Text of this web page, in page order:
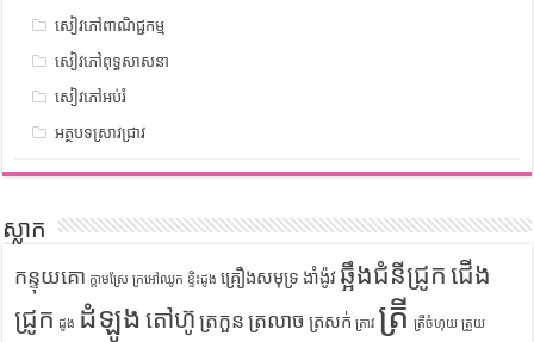
សៀវភៅពាណិជ្ជកម្ម
សៀវភៅពុទ្ធសាសនា
សៀវភៅអប់រំ
អត្ថបទស្រាវជ្រាវ
ស្លាក
កន្ទុយគោ ក្តាមស្រែ ក្រអៅឈូក ខ្ទិះដូង គ្រឿងសមុទ្រ ងាំង៉ូវ ឆ្អឹងជំនីជ្រូក ជើង
ជ្រូក ដូង ដំឡូង តៅហ៊ូ ត្រកួន ត្រលាច ត្រសក់ ត្រាវ ត្រី ត្រីចំហុយ ត្រួយ